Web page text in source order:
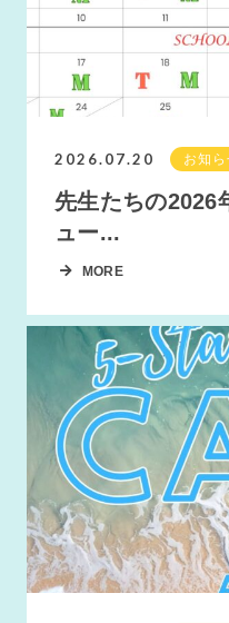
2026.07.20 お知ら
先生たちの2026
ュー...
MORE